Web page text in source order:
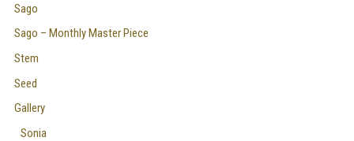
Sago
Sago – Monthly Master Piece
Stem
Seed
Gallery
Sonia